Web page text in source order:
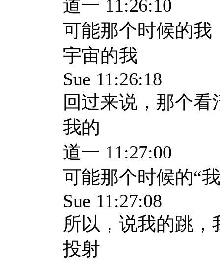
道一 11:26:10
可能那个时候的我
宇宙的我
Sue 11:26:18
回过来说，那个
我的
道一 11:27:00
可能那个时候的“
Sue 11:27:08
所以，说我的跳
投射